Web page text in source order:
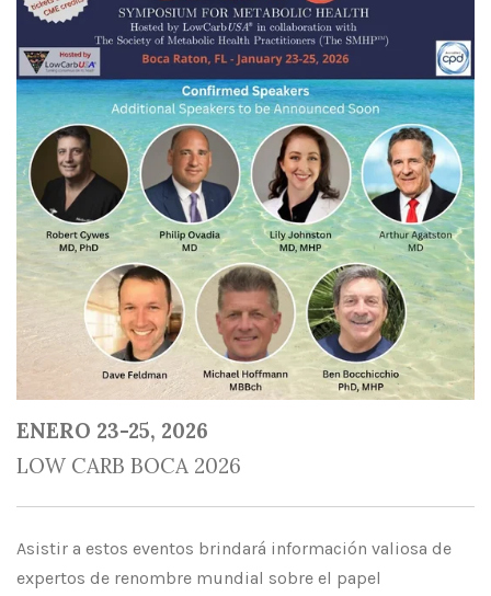
ENERO 23-25, 2026
LOW CARB BOCA 2026
Asistir a estos eventos brindará información valiosa de
expertos de renombre mundial sobre el papel